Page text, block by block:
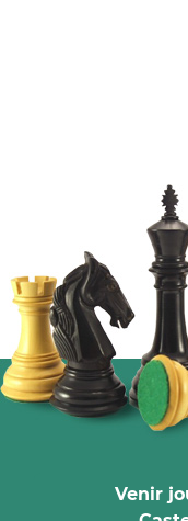
Venir